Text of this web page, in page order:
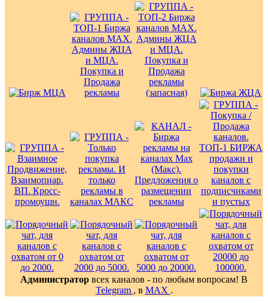
Администратор всех каналов - по любым вопросам! В
Telegram , в MAX .